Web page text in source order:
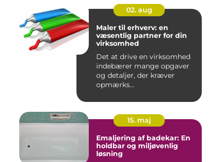
02. aug
Maler til erhverv: en
væsentlig partner for din
virksomhed
Det at drive en virksomhed
indebærer mange opgaver
og detaljer, der kræver
opmærks...
15. maj
Emaljering af badekar: En
holdbar og miljøvenlig
løsning